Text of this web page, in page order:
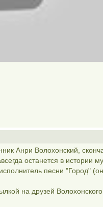
Анри Волохонский,
останется в истории
песни "Город"
на друзей